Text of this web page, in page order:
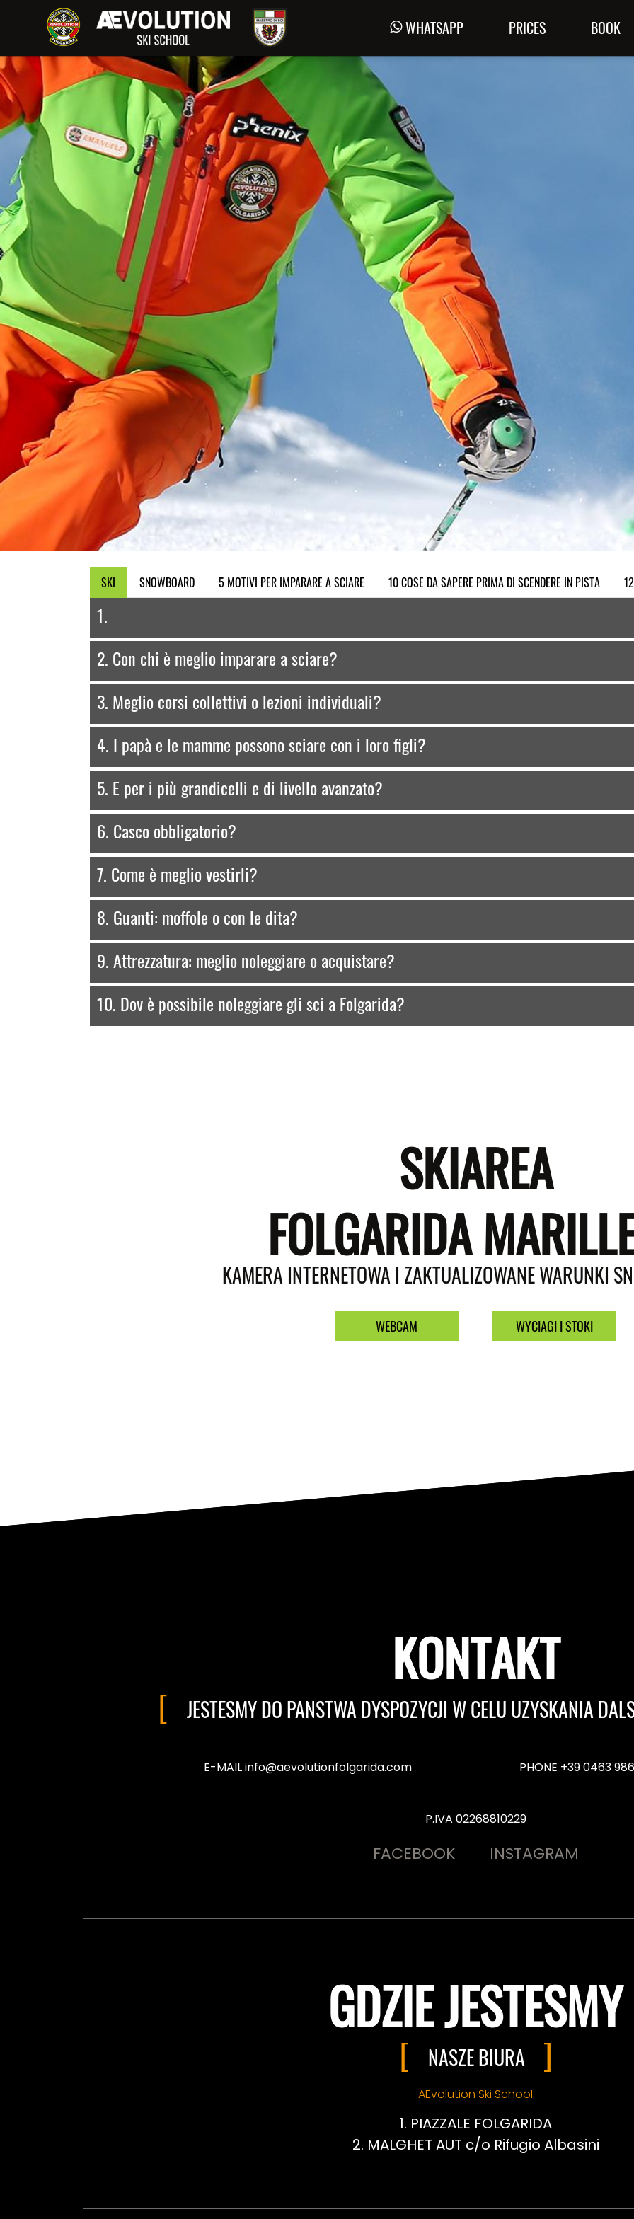
WHATSAPP PRICES BOOK
SKI SNOWBOARD 5 MOTIVI PER IMPARARE A SCIARE 10 COSE DA SAPERE PRIMA DI SCENDERE IN PISTA
1.
2. Con chi è meglio imparare a sciare?
3. Meglio corsi collettivi o lezioni individuali?
4. I papà e le mamme possono sciare con i loro figli?
5. E per i più grandicelli e di livello avanzato?
6. Casco obbligatorio?
7. Come è meglio vestirli?
8. Guanti: moffole o con le dita?
9. Attrezzatura: meglio noleggiare o acquistare?
10. Dov è possibile noleggiare gli sci a Folgarida?
SKIAREA
FOLGARIDA
KAMERA INTERNETOWA I ZAKTUALIZOWANE WARUNKI
WEBCAM WYCIAGI I STOKI
KONTAKT
JESTESMY DO PANSTWA DYSPOZYCJI W CELU UZYSKANIA
E-MAIL info@aevolutionfolgarida.com PHONE +39 0463
P.IVA 02268810229
FACEBOOK INSTAGRAM
GDZIE JESTESMY
NASZE BIURA
AEvolution Ski School
PIAZZALE FOLGARIDA
MALGHET AUT c/o Rifugio Albasini